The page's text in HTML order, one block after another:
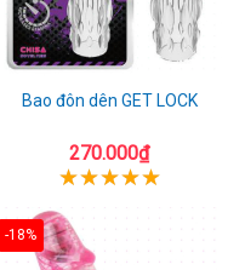
Bao đôn dên GET LOCK
270.000₫
-18%